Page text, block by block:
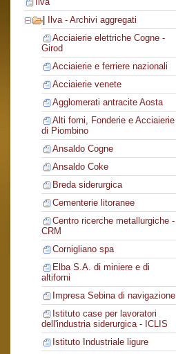
Ilva - Archivi aggregati
Acciaierie elettriche Cogne -
Girod
Acciaierie e ferriere nazionali
Acciaierie venete
Agglomerati antracite Aosta
Alti forni, Fonderie e Acciaierie
di Piombino
Ansaldo Cogne
Ansaldo Coke
Breda siderurgica
Cementerie litoranee
Centro ricerche metallurgiche -
CRM
Cornigliano spa
Elba S.A. di miniere e di
altiforni
Impresa Sebina di navigazione
Istituto case per lavoratori
dell'industria siderurgica - ICLIS
Istituto Industriale ligure